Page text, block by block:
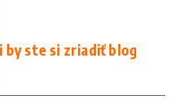
by ste si zriadiť blog